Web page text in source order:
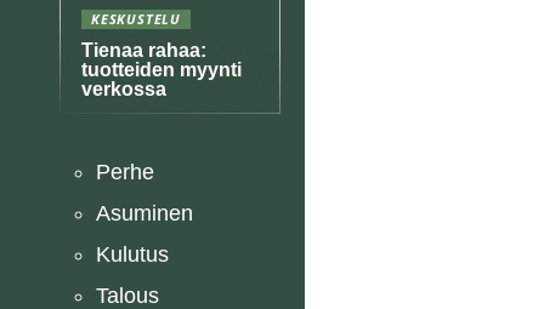
KESKUSTELU
Tienaa rahaa:
tuotteiden myynti
verkossa
Perhe
Asuminen
Kulutus
Talous